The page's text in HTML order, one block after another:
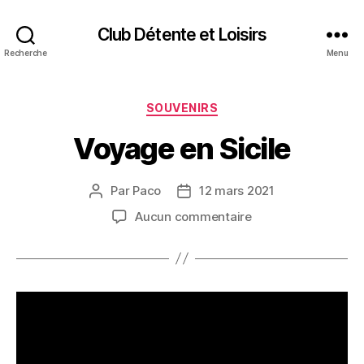
Recherche
Club Détente et Loisirs
Menu
Catégories
SOUVENIRS
Voyage en Sicile
Auteur
l’article
Par Paco
Date12 mars 2021
Aucun commentairesur